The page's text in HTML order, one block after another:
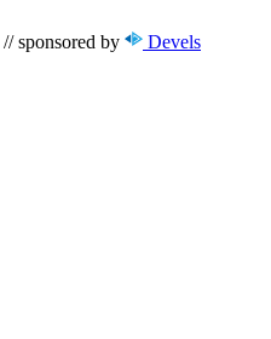
// sponsored by Devels